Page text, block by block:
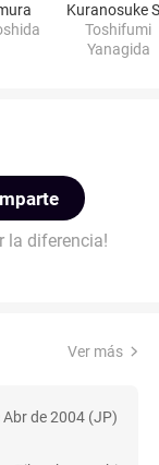
Toshifumi
Yanagida
la diferencia!
Ver más
Abr de 2004 (JP)